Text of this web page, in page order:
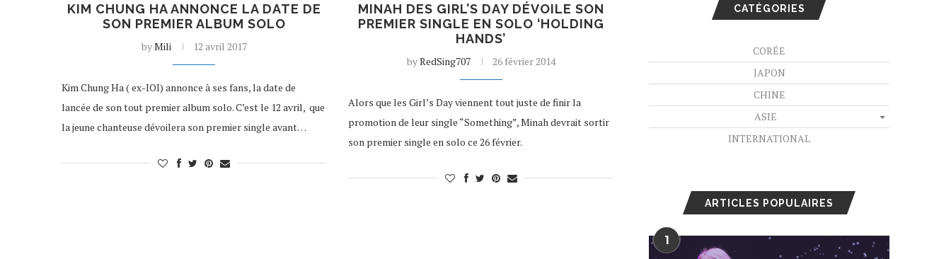
KIM CHUNG HA ANNONCE LA DATE DE
SON PREMIER ALBUM SOLO
byMili 12 avril 2017
Kim Chung Ha ( ex-IOI) annonce à ses fans, la date de
lancée de son tout premier album solo. C’est le 12 avril, que
la jeune chanteuse dévoilera son premier single avant…
MINAH DES GIRL’S DAY DÉVOILE SON
PREMIER SINGLE EN SOLO ‘HOLDING
HANDS’
byRedSing707 26 février 2014
Alors que les Girl’s Day viennent tout juste de finir la
promotion de leur single “Something”, Minah devrait sortir
son premier single en solo ce 26 février.
CATÉGORIES
CORÉE
JAPON
CHINE
ASIE
INTERNATIONAL
ARTICLES POPULAIRES
1